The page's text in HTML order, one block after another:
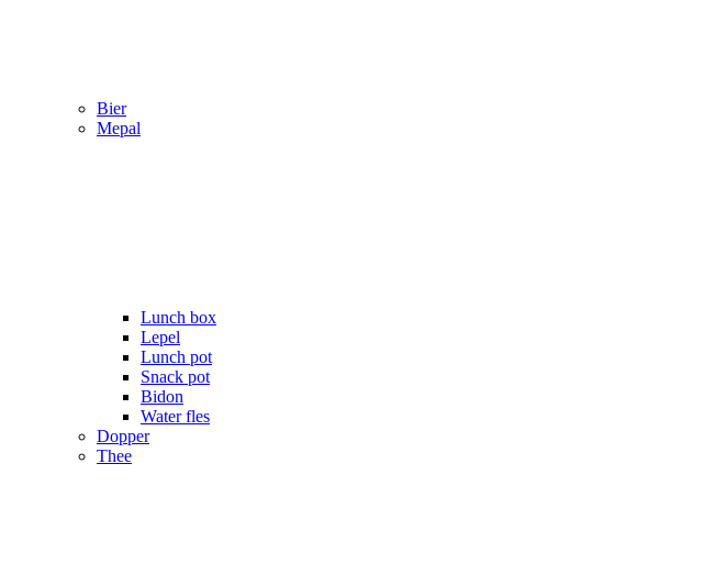
Bier
Mepal
Lunch box
Lepel
Lunch pot
Snack pot
Bidon
Water fles
Dopper
Thee